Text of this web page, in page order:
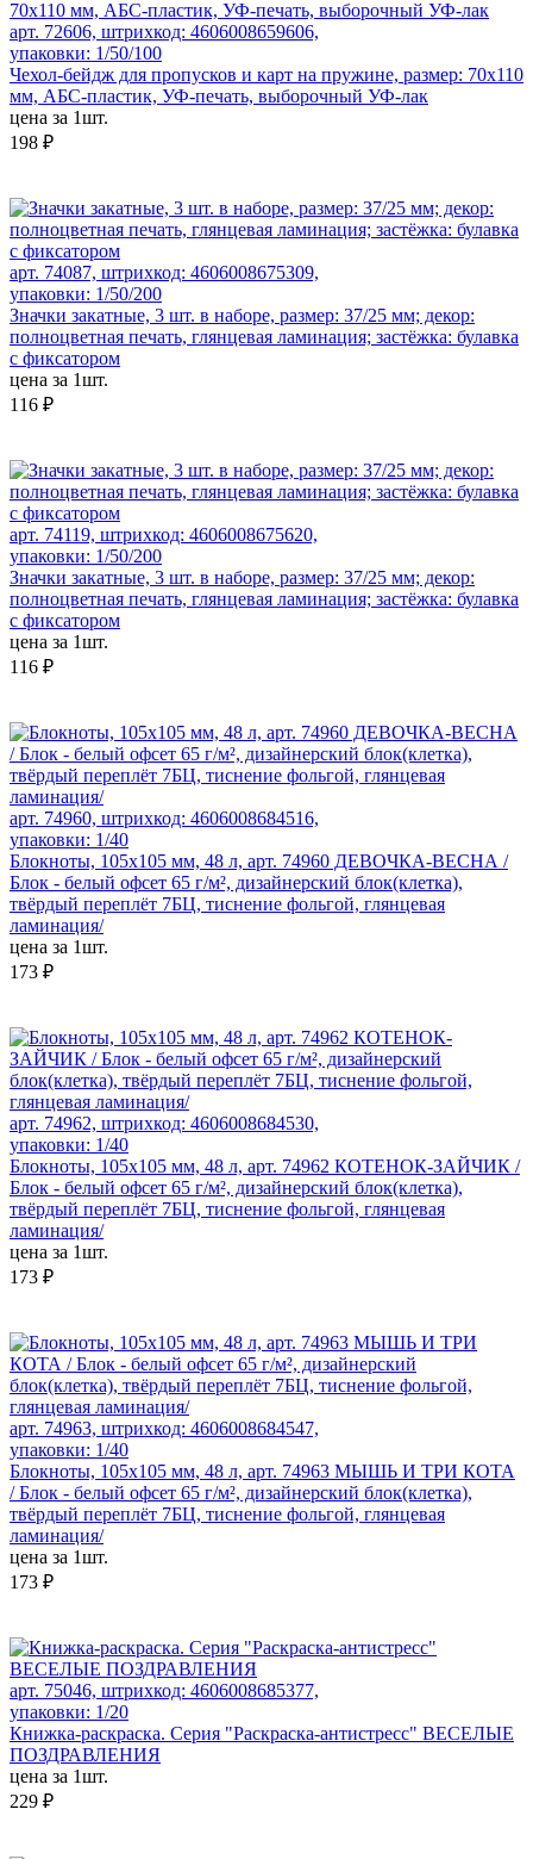
арт. 72606, штрихкод: 4606008659606,
упаковки: 1/50/100
Чехол-бейдж для пропусков и карт на пружине, размер: 70х110
мм, АБС-пластик, УФ-печать, выборочный УФ-лак
цена за 1шт.
198 ₽
арт. 74087, штрихкод: 4606008675309,
упаковки: 1/50/200
Значки закатные, 3 шт. в наборе, размер: 37/25 мм; декор:
полноцветная печать, глянцевая ламинация; застёжка: булавка
с фиксатором
цена за 1шт.
116 ₽
арт. 74119, штрихкод: 4606008675620,
упаковки: 1/50/200
Значки закатные, 3 шт. в наборе, размер: 37/25 мм; декор:
полноцветная печать, глянцевая ламинация; застёжка: булавка
с фиксатором
цена за 1шт.
116 ₽
арт. 74960, штрихкод: 4606008684516,
упаковки: 1/40
Блокноты, 105х105 мм, 48 л, арт. 74960 ДЕВОЧКА-ВЕСНА /
Блок - белый офсет 65 г/м², дизайнерский блок(клетка),
твёрдый переплёт 7БЦ, тиснение фольгой, глянцевая
ламинация/
цена за 1шт.
173 ₽
арт. 74962, штрихкод: 4606008684530,
упаковки: 1/40
Блокноты, 105х105 мм, 48 л, арт. 74962 КОТЕНОК-ЗАЙЧИК /
Блок - белый офсет 65 г/м², дизайнерский блок(клетка),
твёрдый переплёт 7БЦ, тиснение фольгой, глянцевая
ламинация/
цена за 1шт.
173 ₽
арт. 74963, штрихкод: 4606008684547,
упаковки: 1/40
Блокноты, 105х105 мм, 48 л, арт. 74963 МЫШЬ И ТРИ КОТА
/ Блок - белый офсет 65 г/м², дизайнерский блок(клетка),
твёрдый переплёт 7БЦ, тиснение фольгой, глянцевая
ламинация/
цена за 1шт.
173 ₽
арт. 75046, штрихкод: 4606008685377,
упаковки: 1/20
Книжка-раскраска. Серия "Раскраска-антистресс" ВЕСЕЛЫЕ
ПОЗДРАВЛЕНИЯ
цена за 1шт.
229 ₽